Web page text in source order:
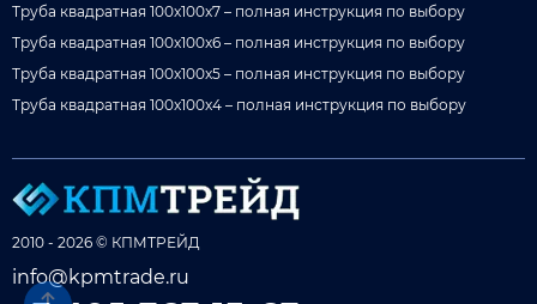
Труба квадратная 100x100x7 – полная инструкция по выбору
Труба квадратная 100x100x6 – полная инструкция по выбору
Труба квадратная 100x100x5 – полная инструкция по выбору
Труба квадратная 100x100x4 – полная инструкция по выбору
2010 - 2026 © КПМТРЕЙД
info@kpmtrade.ru